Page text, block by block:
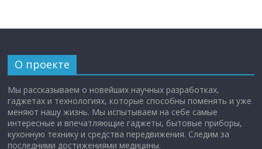
О проекте
Мы рассказываем о новейших научных разработках,
гаджетах и технологиях, которые способны поменять и уже
меняют нашу жизнь. Мы испытываем на себе самые
интересные и впечатляющие гаджеты, бытовые приборы,
кухонную технику и средства передвижения. Следим за
последними достижениями медицины.